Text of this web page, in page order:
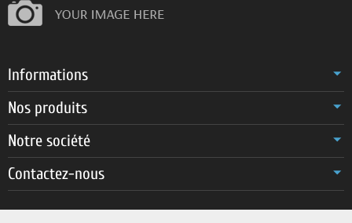
Informations
Nos produits
Notre société
Contactez-nous